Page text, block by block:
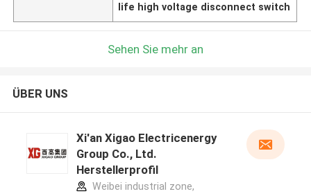
life high voltage disconnect switch
Sehen Sie mehr an
ÜBER UNS
Xi'an Xigao Electricenergy
Group Co., Ltd.
Herstellerprofil
Weibei industrial zone,